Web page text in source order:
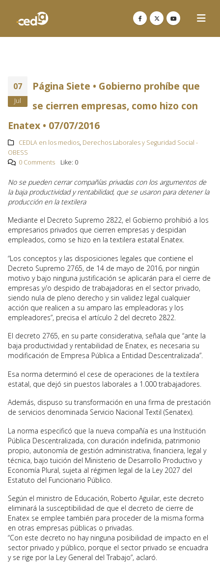
07
Jul
Página Siete • Gobierno prohíbe que
se cierren empresas, como hizo con
Enatex • 07/07/2016
CEDLA en los medios, Derechos Laborales y Seguridad Social -
OBESS
0 Comments
Like: 0
No se pueden cerrar compañías privadas con los argumentos de
la baja productividad y rentabilidad, que se usaron para detener la
producción en la textilera
Mediante el Decreto Supremo 2822, el Gobierno prohibió a los
empresarios privados que cierren empresas y despidan
empleados, como se hizo en la textilera estatal Enatex.
“Los conceptos y las disposiciones legales que contiene el
Decreto Supremo 2765, de 14 de mayo de 2016, por ningún
motivo y bajo ninguna justificación se aplicarán para el cierre de
empresas y/o despido de trabajadoras en el sector privado,
siendo nula de pleno derecho y sin validez legal cualquier
acción que realicen a su amparo las empleadoras y los
empleadores”, precisa el artículo 2 del decreto 2822.
El decreto 2765, en su parte considerativa, señala que “ante la
baja productividad y rentabilidad de Enatex, es necesaria su
modificación de Empresa Pública a Entidad Descentralizada”.
Esa norma determinó el cese de operaciones de la textilera
estatal, que dejó sin puestos laborales a 1.000 trabajadores.
Además, dispuso su transformación en una firma de prestación
de servicios denominada Servicio Nacional Textil (Senatex).
La norma especificó que la nueva compañía es una Institución
Pública Descentralizada, con duración indefinida, patrimonio
propio, autonomía de gestión administrativa, financiera, legal y
técnica, bajo tuición del Ministerio de Desarrollo Productivo y
Economía Plural, sujeta al régimen legal de la Ley 2027 del
Estatuto del Funcionario Público.
Según el ministro de Educación, Roberto Aguilar, este decreto
eliminará la susceptibilidad de que el decreto de cierre de
Enatex se emplee también para proceder de la misma forma
en otras empresas públicas o privadas.
“Con este decreto no hay ninguna posibilidad de impacto en el
sector privado y público, porque el sector privado se encuadra
y se rige por la Ley General del Trabajo”, aclaró.